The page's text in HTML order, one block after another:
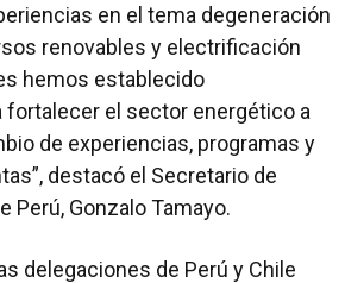
en el tema degeneración
renovables y electrificación
hemos establecido
el sector energético a
de experiencias, programas y
destacó el Secretario de
Perú, Gonzalo Tamayo.
delegaciones de Perú y Chile